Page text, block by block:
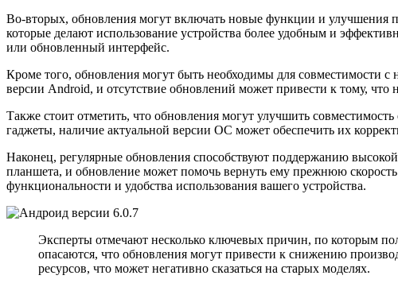
Во-вторых, обновления могут включать новые функции и улучшения
которые делают использование устройства более удобным и
или обновленный интерфейс.
Кроме того, обновления могут быть необходимы для совместимости
версии Android, и отсутствие обновлений может привести к тому, что
Также стоит отметить, что обновления могут улучшить
гаджеты, наличие актуальной версии ОС может обеспечить их
Наконец, регулярные обновления способствуют поддержанию
планшета, и обновление может помочь вернуть ему прежнюю
функциональности и удобства использования вашего устройства.
Эксперты отмечают несколько ключевых причин, по которым
опасаются, что обновления могут привести к снижению
ресурсов, что может негативно сказаться на старых моделях.